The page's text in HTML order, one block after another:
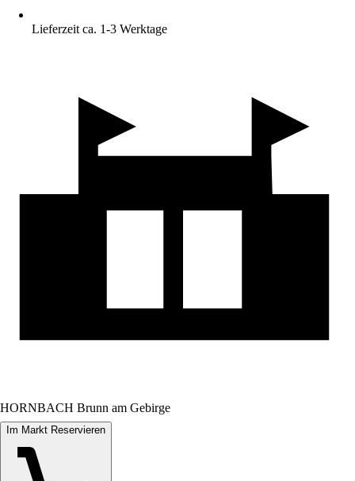
Lieferzeit ca. 1-3 Werktage
HORNBACH Brunn am Gebirge
Im Markt Reservieren